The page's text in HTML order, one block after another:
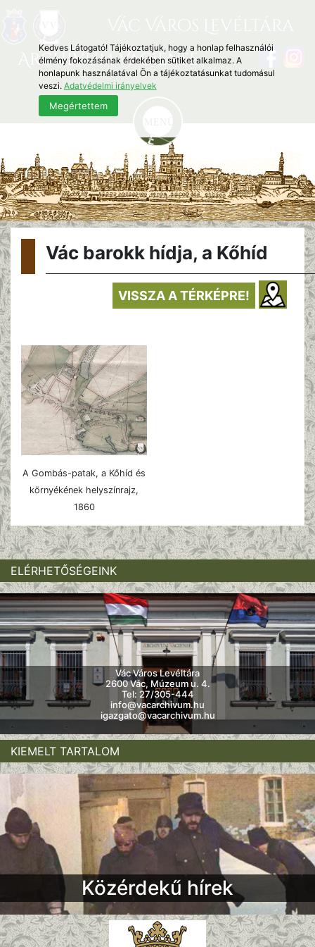
Archivum Vaciense
Vác barokk hídja, a Kőhíd
VISSZA A TÉRKÉPRE!
A Gombás-patak, a Kőhíd és
környékének helyszínrajz,
1860
ELÉRHETŐSÉGEINK
Vác Város Levéltára
2600 Vác, Múzeum u. 4.
Tel: 27/305-444
info@vacarchivum.hu
igazgato@vacarchivum.hu
KIEMELT TARTALOM
Közérdekű hírek
Kedves Látogató! Tájékoztatjuk, hogy a honlap felhasználói
élmény fokozásának érdekében sütiket alkalmaz. A
honlapunk használatával Ön a tájékoztatásunkat tudomásul
veszi. Adatvédelmi irányelvek
Megértettem